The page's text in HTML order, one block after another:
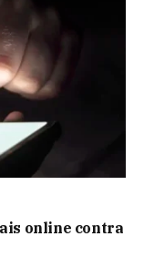
online contra